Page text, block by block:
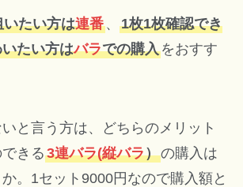
たい方は連番、 1枚1枚確認でき
たい方はバラでの購入をおすす
と言う方は、どちらのメリット
きる3連バラ(縦バラ）の購入は
。1セット9000円なので購入額と